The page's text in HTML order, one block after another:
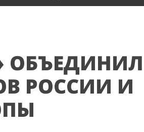
ОБЪЕДИНИЛ
РОССИИ И